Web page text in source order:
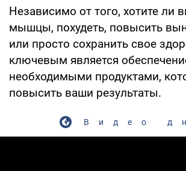
Независимо от того, хотите ли
мышцы, похудеть, повысить
или просто сохранить свое
ключевым является
необходимыми продуктами,
повысить ваши результаты.
Видео